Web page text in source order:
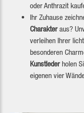
oder Anthrazit
Ihr Zuhause
Charakteraus?
verleihen Ihrer
besonderen
Kunstlederholen
eigenen vier